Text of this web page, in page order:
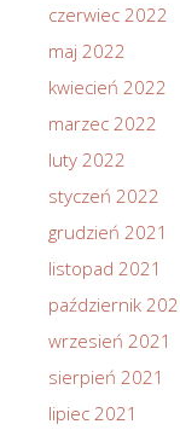
czerwiec 2022
maj 2022
kwiecień 2022
marzec 2022
luty 2022
styczeń 2022
grudzień 2021
listopad 2021
październik
wrzesień 2021
sierpień 2021
lipiec 2021